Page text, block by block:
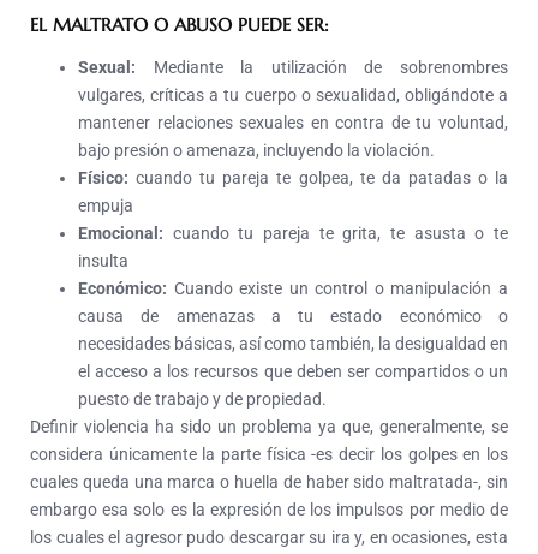
EL MALTRATO O ABUSO PUEDE SER:
Sexual: Mediante la utilización de sobrenombres
vulgares, críticas a tu cuerpo o sexualidad, obligándote a
mantener relaciones sexuales en contra de tu voluntad,
bajo presión o amenaza, incluyendo la violación.
Físico: cuando tu pareja te golpea, te da patadas o la
empuja
Emocional: cuando tu pareja te grita, te asusta o te
insulta
Económico: Cuando existe un control o manipulación a
causa de amenazas a tu estado económico o
necesidades básicas, así como también, la desigualdad en
el acceso a los recursos que deben ser compartidos o un
puesto de trabajo y de propiedad.
Definir violencia ha sido un problema ya que, generalmente, se
considera únicamente la parte física -es decir los golpes en los
cuales queda una marca o huella de haber sido maltratada-, sin
embargo esa solo es la expresión de los impulsos por medio de
los cuales el agresor pudo descargar su ira y, en ocasiones, esta